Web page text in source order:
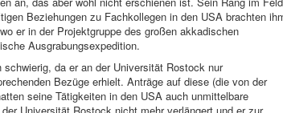
Beziehungen zu Fachkollegen in den USA brachten
er in der Projektgruppe des großen akkadischen
Ausgrabungsexpedition.
da er an der Universität Rostock nur
Bezüge erhielt. Anträge auf diese (die von der
seine Tätigkeiten in den USA auch unmittelbare